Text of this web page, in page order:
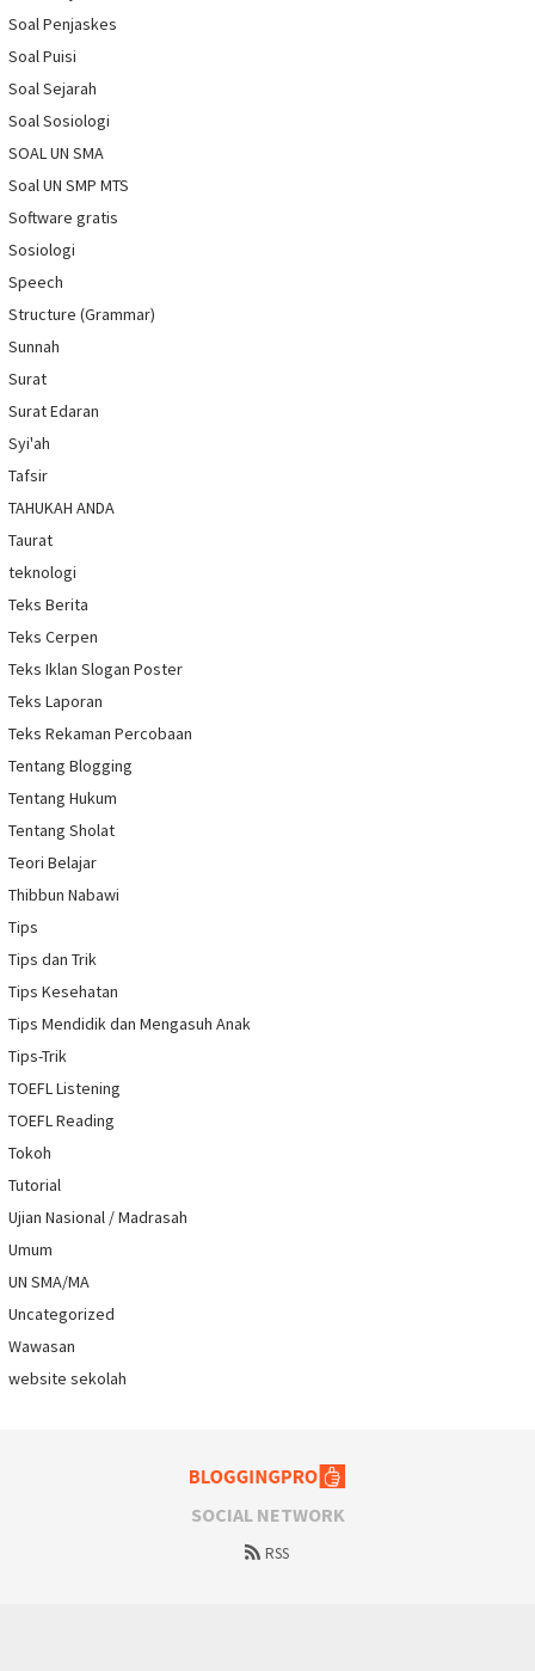
Soal Penjaskes
Soal Puisi
Soal Sejarah
Soal Sosiologi
SOAL UN SMA
Soal UN SMP MTS
Software gratis
Sosiologi
Speech
Structure (Grammar)
Sunnah
Surat
Surat Edaran
Syi'ah
Tafsir
TAHUKAH ANDA
Taurat
teknologi
Teks Berita
Teks Cerpen
Teks Iklan Slogan Poster
Teks Laporan
Teks Rekaman Percobaan
Tentang Blogging
Tentang Hukum
Tentang Sholat
Teori Belajar
Thibbun Nabawi
Tips
Tips dan Trik
Tips Kesehatan
Tips Mendidik dan Mengasuh Anak
Tips-Trik
TOEFL Listening
TOEFL Reading
Tokoh
Tutorial
Ujian Nasional / Madrasah
Umum
UN SMA/MA
Uncategorized
Wawasan
website sekolah
SOCIAL NETWORK
RSS